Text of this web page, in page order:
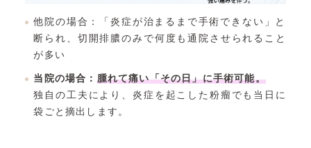
他院の場合：「炎症が治まるまで手術できない」と
断られ、切開排膿のみで何度も通院させられること
が多い
当院の場合： 腫れて痛い「その日」に手術可能。
独自の工夫により、炎症を起こした粉瘤でも当日に
袋ごと摘出します。